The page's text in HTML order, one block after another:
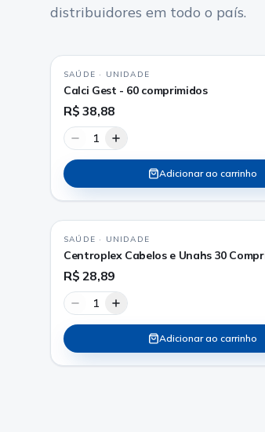
distribuidores em todo o país.
SAÚDE · UNIDADE
Calci Gest - 60 comprimidos
R$ 38,88
1
Adicionar ao carrinho
SAÚDE · UNIDADE
Centroplex Cabelos e Unahs 30
R$ 28,89
1
Adicionar ao carrinho